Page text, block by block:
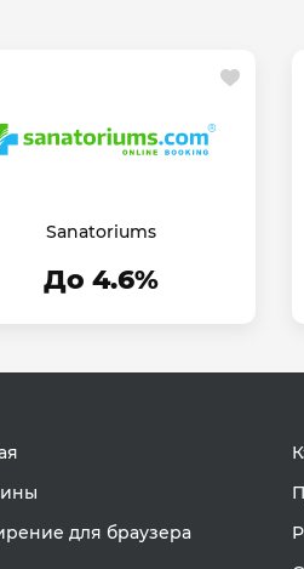
Sanatoriums
До 4.6%
для браузера